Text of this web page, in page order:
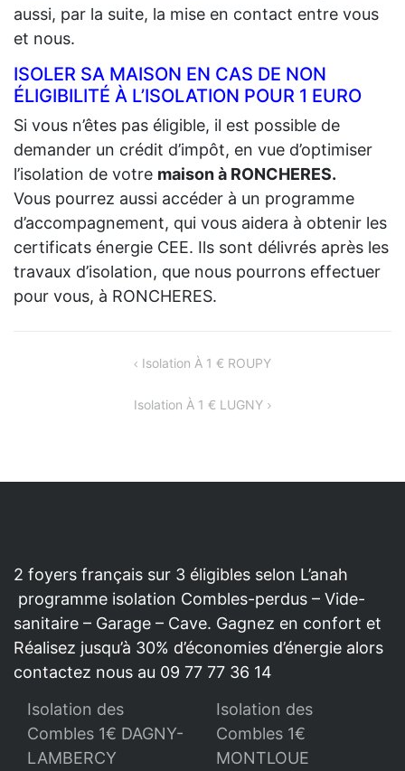
aussi, par la suite, la mise en contact entre vous
et nous.
ISOLER SA MAISON EN CAS DE NON
ÉLIGIBILITÉ À L’ISOLATION POUR 1 EURO
Si vous n’êtes pas éligible, il est possible de
demander un crédit d’impôt, en vue d’optimiser
l’isolation de votre maison à RONCHERES.
Vous pourrez aussi accéder à un programme
d’accompagnement, qui vous aidera à obtenir les
certificats énergie CEE. Ils sont délivrés après les
travaux d’isolation, que nous pourrons effectuer
pour vous, à RONCHERES.
Isolation À 1 € ROUPY
Isolation À 1 € LUGNY
2 foyers français sur 3 éligibles selon L’anah
programme isolation Combles-perdus – Vide-
sanitaire – Garage – Cave. Gagnez en confort et
Réalisez jusqu’à 30% d’économies d’énergie alors
contactez nous au 09 77 77 36 14
Isolation des
Combles 1€ DAGNY-
LAMBERCY
Isolation des
Combles 1€
MONTLOUE